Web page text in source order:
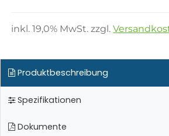
inkl.19,0% MwSt. zzgl.
Produktbeschreibung
Spezifikationen
Dokumente